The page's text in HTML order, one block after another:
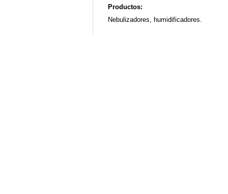
Productos:
Nebulizadores, humidificadores.